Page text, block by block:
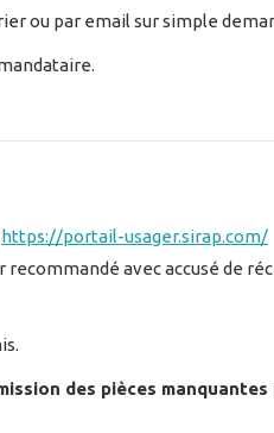
ou par email sur simple
https://portail-usager.sirap.com/
avec accusé de
des pièces